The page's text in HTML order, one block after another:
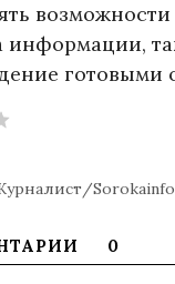
возможности
информации,
готовыми
Sorokainfo
0